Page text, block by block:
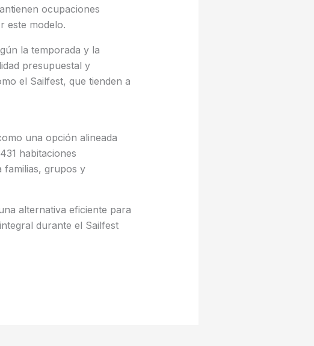
ocupaciones
este modelo.
la temporada y la
presupuestal y
el Sailfest, que tienden a
una opción alineada
habitaciones
familias, grupos y
alternativa eficiente para
durante el Sailfest